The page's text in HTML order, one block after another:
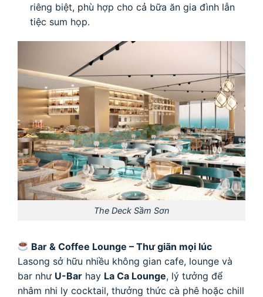
riêng biệt, phù hợp cho cả bữa ăn gia đình lẫn
tiệc sum họp.
The Deck Sầm Sơn
Bar & Coffee Lounge – Thư giãn mọi lúc
Lasong sở hữu nhiều không gian cafe, lounge và
bar như U-Bar hay La Ca Lounge, lý tưởng để
nhâm nhi ly cocktail, thưởng thức cà phê hoặc chill